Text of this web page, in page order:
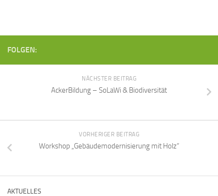
FOLGEN:
NÄCHSTER BEITRAG
AckerBildung – SoLaWi & Biodiversität
VORHERIGER BEITRAG
Workshop „Gebäudemodernisierung mit Holz“
AKTUELLES